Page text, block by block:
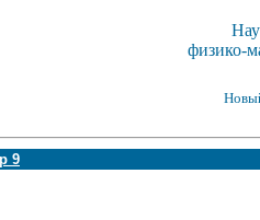
физико-
9